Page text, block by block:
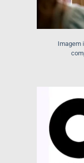
Imagem